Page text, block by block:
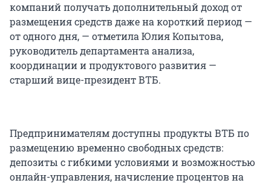
компаний получать дополнительный доход от
размещения средств даже на короткий период —
от одного дня, — отметила Юлия Копытова,
руководитель департамента анализа,
координации и продуктового развития —
старший вице-президент ВТБ.
Предпринимателям доступны продукты ВТБ по
размещению временно свободных средств:
депозиты с гибкими условиями и возможностью
онлайн-управления, начисление процентов на